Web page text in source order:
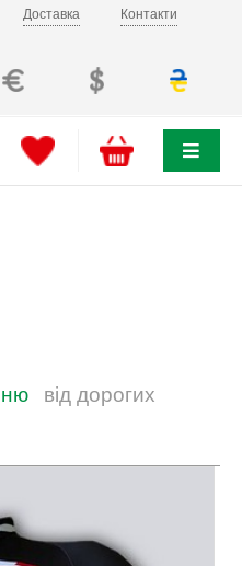
Доставка Контакти
від дорогих